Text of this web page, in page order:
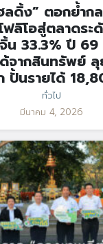
ลดิ้ง” ตอกย้ำก
ลิโอสู่ตลาดระ
น 33.3% ปี 69
จากสินทรัพย์
ปั้นรายได้
ทั่วไป
มีนาคม 4, 2026